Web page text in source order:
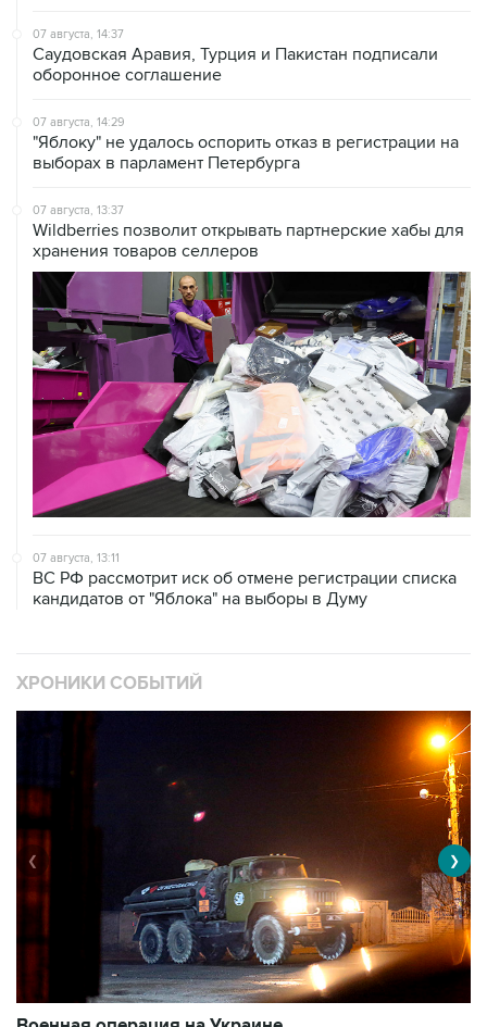
07 августа, 14:37
Саудовская Аравия, Турция и Пакистан подписали
оборонное соглашение
07 августа, 14:29
"Яблоку" не удалось оспорить отказ в регистрации на
выборах в парламент Петербурга
07 августа, 13:37
Wildberries позволит открывать партнерские хабы для
хранения товаров селлеров
07 августа, 13:11
ВС РФ рассмотрит иск об отмене регистрации списка
кандидатов от "Яблока" на выборы в Думу
ХРОНИКИ СОБЫТИЙ
❮ ❯